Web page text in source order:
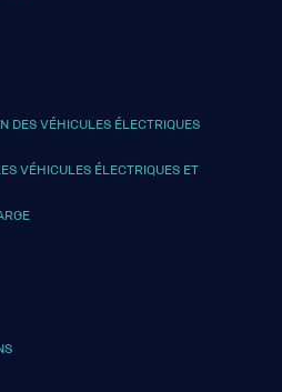
DES VÉHICULES ÉLECTRIQUES
VÉHICULES ÉLECTRIQUES ET